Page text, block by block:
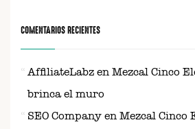
COMENTARIOS RECIENTES
AffiliateLabz en Mezcal Cinco
brinca el muro
SEO Company en Mezcal Cinco